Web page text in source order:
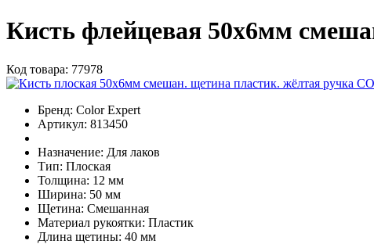
Кисть флейцевая 50х6мм
Код товара: 77978
Бренд: Color Expert
Артикул: 813450
Назначение: Для лаков
Тип: Плоская
Толщина: 12 мм
Ширина: 50 мм
Щетина: Смешанная
Материал рукоятки: Пластик
Длина щетины: 40 мм